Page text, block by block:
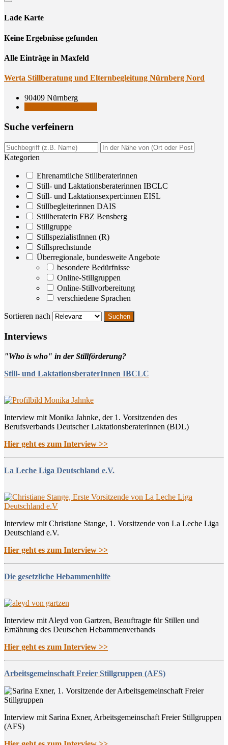
Lade Karte
Кeine Ergebnisse gefunden
Alle Einträge in Maxfeld
Werta Still­be­ra­tung und Eltern­be­glei­tung Nürn­berg Nord
90409 Nürnberg
Suche ver­fei­nern
Kategorien
Ehrenamtliche Stillberaterinnen
Still- und Laktationsberaterinnen IBCLC
Still- und Laktationsexpert:innen EISL
Stillbegleiterinnen DAIS
Stillberaterin FBZ Bensberg
Stillgruppe
StillspezialistInnen (R)
Stillsprechstunde
Überregionale, bundesweite Angebote
besondere Bedürfnisse
Online-Stillgruppen
Online-Stillvorbereitung
verschiedene Sprachen
Sortieren nach
Inter­views
"Who is who" in der Stillförderung?
Still- und LaktationsberaterInnen IBCLC
Interview mit Monika Jahnke, der 1. Vorsitzenden des
Berufsverbands Deutscher LaktationsberaterInnen (BDL)
Hier geht es zum Interview >>
La Leche Liga Deutschland e.V.
Interview mit Christiane Stange, 1. Vorsitzende von La Leche Liga
Deutschland e.V.
Hier geht es zum Interview >>
Die gesetzliche Hebammenhilfe
Interview mit Aleyd von Gartzen, Beauftragte für Stillen und
Ernährung des Deutschen Hebammenverbands
Hier geht es zum Interview >>
Arbeitsgemeinschaft Freier Stillgruppen (AFS)
Interview mit Sarina Exner, Arbeitsgemeinschaft Freier Stillgruppen
(AFS)